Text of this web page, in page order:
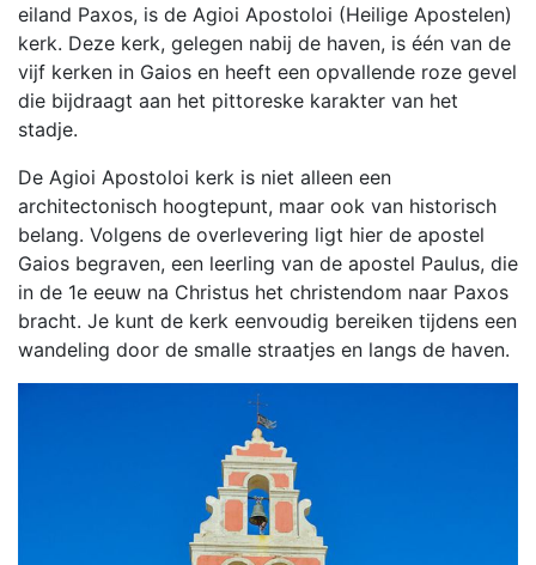
eiland Paxos, is de Agioi Apostoloi (Heilige Apostelen)
kerk. Deze kerk, gelegen nabij de haven, is één van de
vijf kerken in Gaios en heeft een opvallende roze gevel
die bijdraagt aan het pittoreske karakter van het
stadje.
De Agioi Apostoloi kerk is niet alleen een
architectonisch hoogtepunt, maar ook van historisch
belang. Volgens de overlevering ligt hier de apostel
Gaios begraven, een leerling van de apostel Paulus, die
in de 1e eeuw na Christus het christendom naar Paxos
bracht. Je kunt de kerk eenvoudig bereiken tijdens een
wandeling door de smalle straatjes en langs de haven.